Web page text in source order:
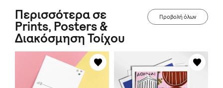
Περισσότερα σε
Prints, Posters &
Διακόσμηση Τοίχου
Προβολή όλων